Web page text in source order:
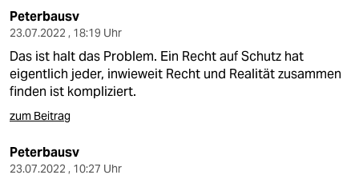
Peterbausv
23.07.2022 , 18:19 Uhr
Das ist halt das Problem. Ein Recht auf Schutz hat
eigentlich jeder, inwieweit Recht und Realität zusammen
finden ist kompliziert.
zum Beitrag
Peterbausv
23.07.2022 , 10:27 Uhr